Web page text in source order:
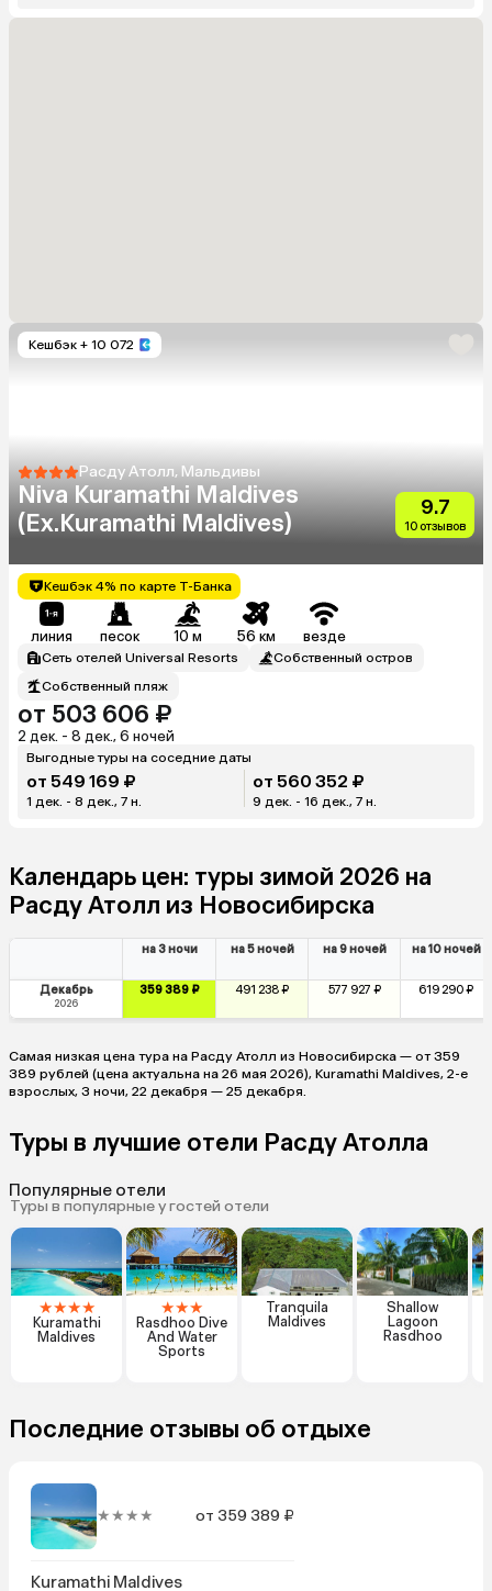
Кешбэк + 10 072
Расду Атолл, Мальдивы
Niva Kuramathi Maldives
(Ex.Kuramathi Maldives)
9.7
10 отзывов
Кешбэк 4% по карте Т-Банка
линия песок 10 м 56 км везде
Сеть отелей Universal Resorts
Собственный остров
Собственный пляж
от 503 606 ₽
2 дек. - 8 дек., 6 ночей
Выгодные туры на соседние даты
от 549 169 ₽
1 дек. - 8 дек., 7 н.
от 560 352 ₽
9 дек. - 16 дек., 7 н.
Календарь цен: туры зимой 2026 на
Расду Атолл из Новосибирска
на 3 ночи на 5 ночей на 9 ночей на 10 ночей
Декабрь
2026
359 389 ₽ 491 238 ₽ 577 927 ₽ 619 290 ₽
Самая низкая цена тура на Расду Атолл из Новосибирска — от 359
389 рублей (цена актуальна на 26 мая 2026), Kuramathi Maldives, 2-е
взрослых, 3 ночи, 22 декабря — 25 декабря.
Туры в лучшие отели Расду Атолла
Популярные отели
Туры в популярные у гостей отели
★★★★
Kuramathi
Maldives
★★★
Rasdhoo Dive
And Water
Sports
Tranquila
Maldives
Shallow
Lagoon
Rasdhoo
Последние отзывы об отдыхе
★★★★ от 359 389 ₽
Kuramathi Maldives